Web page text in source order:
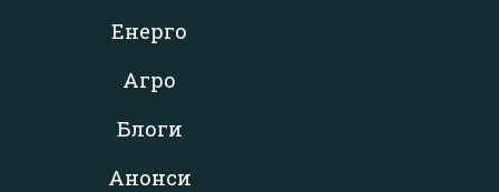
Енерго
Агро
Блоги
Анонси